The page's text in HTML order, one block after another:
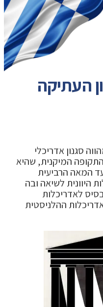
העתיקה
סגנון אדריכלי
המיקנית, שהיא
ועד המאה הרביעית
היוונית לשיאה ובה
לאדריכלות
ההלניסטית